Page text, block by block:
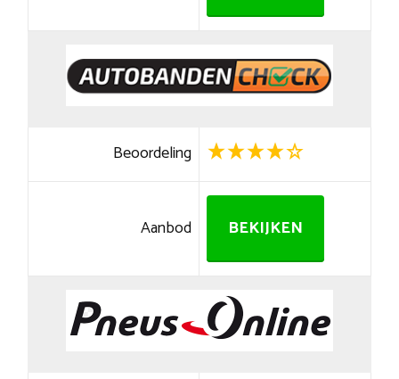
Beoordeling
Aanbod BEKIJKEN